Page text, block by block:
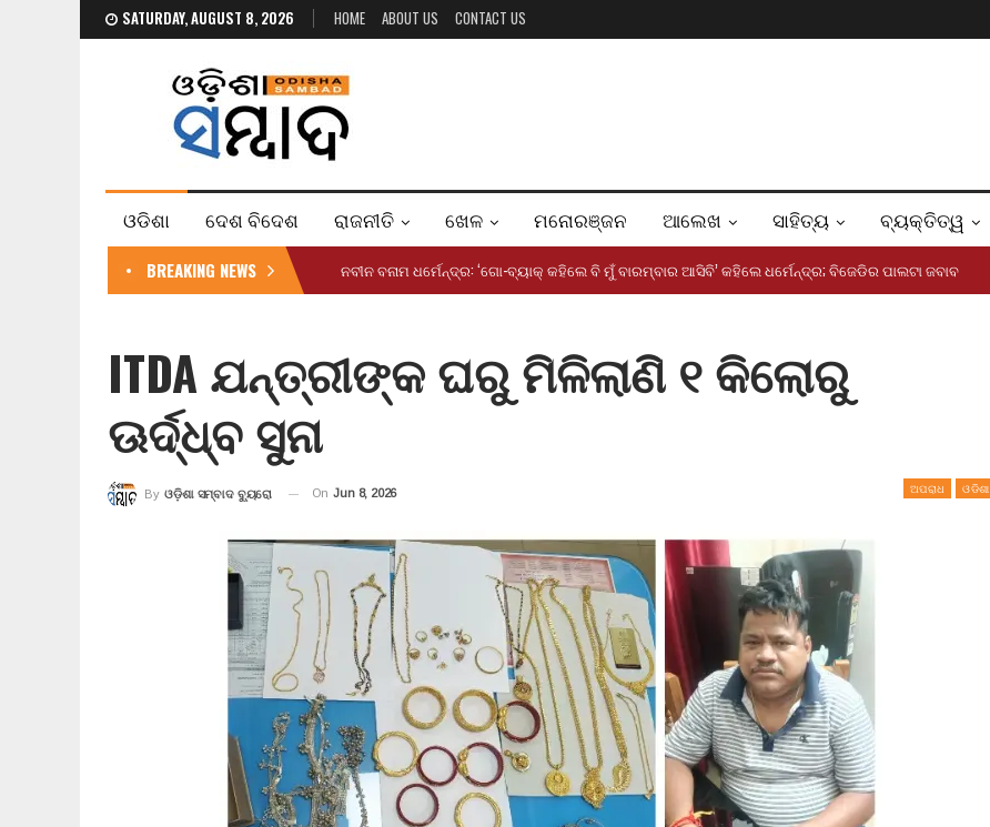
SATURDAY, AUGUST 8, 2026 HOME ABOUT US CONTACT US
ଓଡିଶା ଦେଶ ବିଦେଶ ରାଜନୀତି ଖେଳ ମନୋରଞ୍ଜନ ଆଲେଖ ସାହିତ୍ୟ ବ୍ୟକ୍ତିତ୍ୱ
BREAKING NEWS ନବୀନ ବନାମ ଧର୍ମେନ୍ଦ୍ର: ‘ଗୋ-ବ୍ୟାକ୍ କହିଲେ ବି ମୁଁ ବାରମ୍ବାର ଆସିବି’ କହିଲେ ଧର୍ମେନ୍ଦ୍ର; ବିଜେଡିର ପାଲଟା ଜବାବ
ITDA ଯନ୍ତ୍ରୀଙ୍କ ଘରୁ ମିଳିଲାଣି ୧ କିଲୋରୁ
ଊର୍ଦ୍ଧ୍ବ ସୁନା
ଅପରାଧ ଓଡିଶା
By ଓଡ଼ିଶା ସମ୍ବାଦ ବ୍ୟୁରୋ On Jun 8, 2026